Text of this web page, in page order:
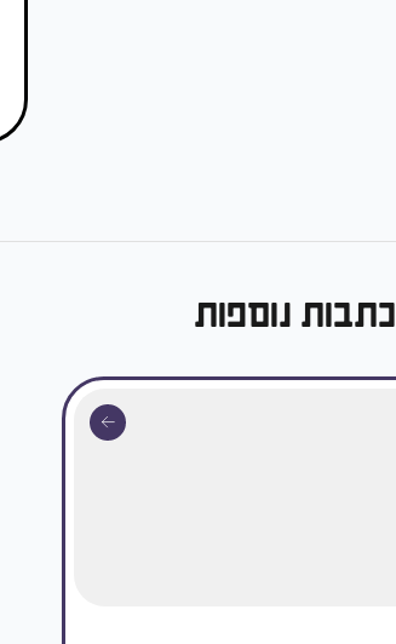
כתבות נוספות